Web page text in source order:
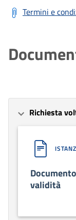
Termini e
Richiesta
validità